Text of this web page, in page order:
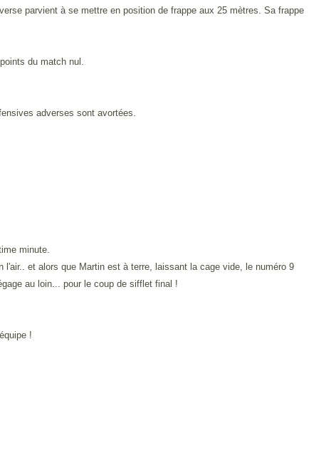
parvient à se mettre en position de frappe aux 25 mètres. Sa frappe
du match nul.
adverses sont avortées.
minute.
et alors que Martin est à terre, laissant la cage vide, le numéro 9
au loin... pour le coup de sifflet final !
!